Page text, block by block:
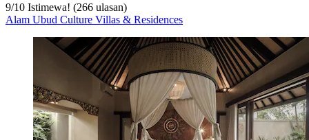
9/10 Istimewa! (266 ulasan)
Alam Ubud Culture Villas & Residences